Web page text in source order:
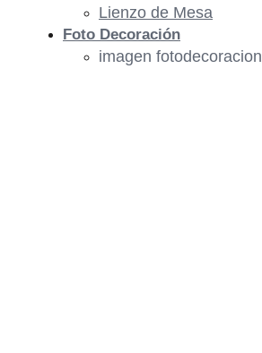
Lienzo de Mesa
Foto Decoración
imagen fotodecoracion